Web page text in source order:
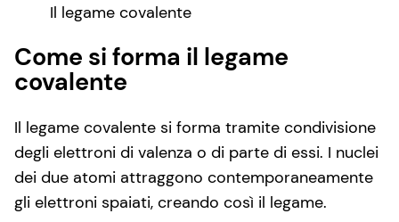
Il legame covalente
Come si forma il legame
covalente
Il legame covalente si forma tramite condivisione
degli elettroni di valenza o di parte di essi. I nuclei
dei due atomi attraggono contemporaneamente
gli elettroni spaiati, creando così il legame.